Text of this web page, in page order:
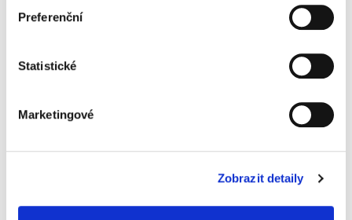
Preferenční
Statistické
Marketingové
Zobrazit detaily
kapsami
maximální šířka laminovaného dokumentu
0,4 mm
Laminátor Leitz iLAM Home Office A3